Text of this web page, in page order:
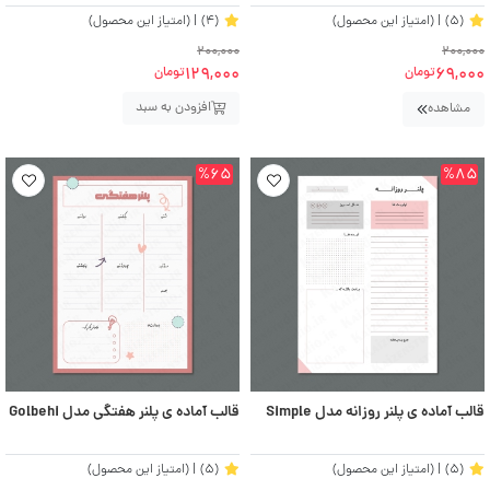
(5)
| (امتیاز این محصول)
200,000
69,000تومان
مشاهده
(4)
| (امتیاز این محصول)
200,000
129,000تومان
افزودن به سبد
%85
قالب آماده ی پلنر روزانه مدل Simple
(5)
| (امتیاز این محصول)
%65
قالب آماده ی پلنر هفتگی مدل Golbehi
(5)
| (امتیاز این محصول)